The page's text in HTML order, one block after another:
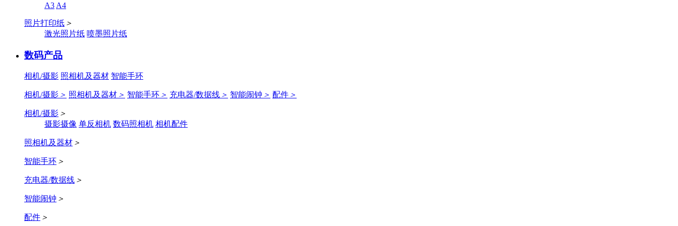
A3 A4
照片打印纸 ＞
激光照片纸 喷墨照片纸
数码产品
相机/摄影 照相机及器材 智能手环
相机/摄影 ＞ 照相机及器材 ＞ 智能手环 ＞ 充电器/数据线 ＞ 智能闹钟 ＞ 配件 ＞
相机/摄影 ＞
摄影摄像 单反相机 数码照相机 相机配件
照相机及器材 ＞
智能手环 ＞
充电器/数据线 ＞
智能闹钟 ＞
配件 ＞